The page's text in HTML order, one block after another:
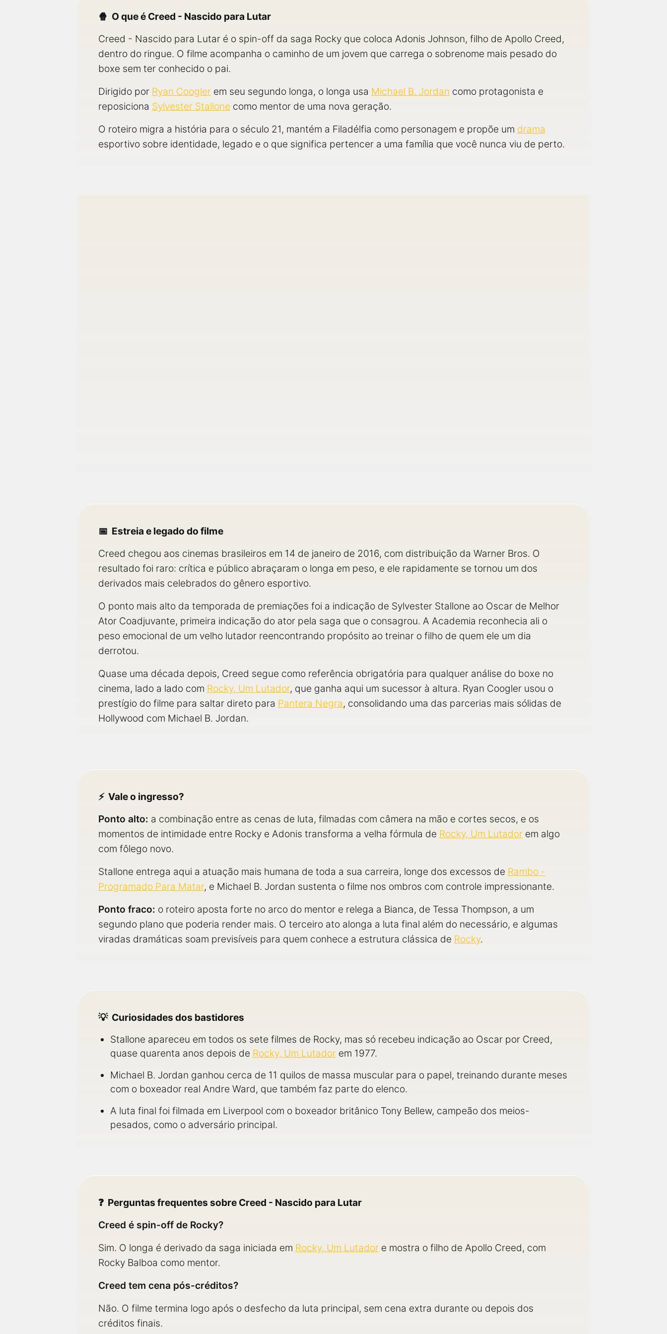
O que é Creed - Nascido para Lutar
Creed - Nascido para Lutar é o spin-off da saga Rocky que coloca Adonis Johnson, filho de Apollo Creed,
dentro do ringue. O filme acompanha o caminho de um jovem que carrega o sobrenome mais pesado do
boxe sem ter conhecido o pai.
Dirigido por Ryan Coogler em seu segundo longa, o longa usa Michael B. Jordan como protagonista e
reposiciona Sylvester Stallone como mentor de uma nova geração.
O roteiro migra a história para o século 21, mantém a Filadélfia como personagem e propõe um drama
esportivo sobre identidade, legado e o que significa pertencer a uma família que você nunca viu de perto.
Estreia e legado do filme
Creed chegou aos cinemas brasileiros em 14 de janeiro de 2016, com distribuição da Warner Bros. O
resultado foi raro: crítica e público abraçaram o longa em peso, e ele rapidamente se tornou um dos
derivados mais celebrados do gênero esportivo.
O ponto mais alto da temporada de premiações foi a indicação de Sylvester Stallone ao Oscar de Melhor
Ator Coadjuvante, primeira indicação do ator pela saga que o consagrou. A Academia reconhecia ali o
peso emocional de um velho lutador reencontrando propósito ao treinar o filho de quem ele um dia
derrotou.
Quase uma década depois, Creed segue como referência obrigatória para qualquer análise do boxe no
cinema, lado a lado com Rocky, Um Lutador, que ganha aqui um sucessor à altura. Ryan Coogler usou o
prestígio do filme para saltar direto para Pantera Negra, consolidando uma das parcerias mais sólidas de
Hollywood com Michael B. Jordan.
Vale o ingresso?
Ponto alto: a combinação entre as cenas de luta, filmadas com câmera na mão e cortes secos, e os
momentos de intimidade entre Rocky e Adonis transforma a velha fórmula de Rocky, Um Lutador em algo
com fôlego novo.
Stallone entrega aqui a atuação mais humana de toda a sua carreira, longe dos excessos de Rambo -
Programado Para Matar, e Michael B. Jordan sustenta o filme nos ombros com controle impressionante.
Ponto fraco: o roteiro aposta forte no arco do mentor e relega a Bianca, de Tessa Thompson, a um
segundo plano que poderia render mais. O terceiro ato alonga a luta final além do necessário, e algumas
viradas dramáticas soam previsíveis para quem conhece a estrutura clássica de Rocky.
Curiosidades dos bastidores
Stallone apareceu em todos os sete filmes de Rocky, mas só recebeu indicação ao Oscar por Creed,
quase quarenta anos depois de Rocky, Um Lutador em 1977.
Michael B. Jordan ganhou cerca de 11 quilos de massa muscular para o papel, treinando durante meses
com o boxeador real Andre Ward, que também faz parte do elenco.
A luta final foi filmada em Liverpool com o boxeador britânico Tony Bellew, campeão dos meios-
pesados, como o adversário principal.
Perguntas frequentes sobre Creed - Nascido para Lutar
Creed é spin-off de Rocky?
Sim. O longa é derivado da saga iniciada em Rocky, Um Lutador e mostra o filho de Apollo Creed, com
Rocky Balboa como mentor.
Creed tem cena pós-créditos?
Não. O filme termina logo após o desfecho da luta principal, sem cena extra durante ou depois dos
créditos finais.